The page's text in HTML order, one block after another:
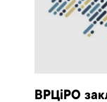
ВРЦіРО